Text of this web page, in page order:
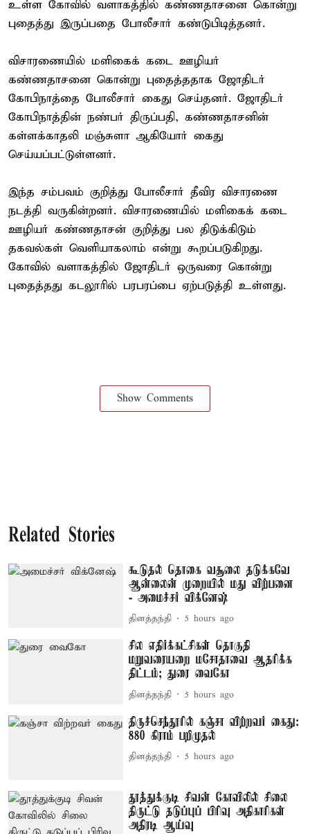
உள்ள கோவில் வளாகத்தில் கண்ணதாசனை கொன்று
புதைத்து இருப்பதை போலீசார் கண்டுபிடித்தனர்.
விசாரணையில் மளிகைக் கடை ஊழியர்
கண்ணதாசனை கொன்று புதைத்ததாக ஜோதிடர்
கோபிநாத்தை போலீசார் கைது செய்தனர். ஜோதிடர்
கோபிநாத்தின் நண்பர் திருப்பதி, கண்ணதாசனின்
கள்ளக்காதலி மஞ்சுளா ஆகியோர் கைது
செய்யப்பட்டுள்ளனர்.
இந்த சம்பவம் குறித்து போலீசார் தீவிர விசாரணை
நடத்தி வருகின்றனர். விசாரணையில் மளிகைக் கடை
ஊழியர் கண்ணதாசன் குறித்து பல திடுக்கிடும்
தகவல்கள் வெளியாகலாம் என்று கூறப்படுகிறது.
கோவில் வளாகத்தில் ஜோதிடர் ஒருவரை கொன்று
புதைத்தது கடலூரில் பரபரப்பை ஏற்படுத்தி உள்ளது.
Show Comments
Related Stories
கூடுதல் தொகை வசூலை தடுக்கவே
ஆன்லைன் முறையில் மது விற்பனை
- அமைச்சர் விக்னேஷ்
தினத்தந்தி 5 hours ago
சில எதிர்க்கட்சிகள் தொகுதி
மறுவரையறை மசோதாவை ஆதரிக்க
திட்டம்; துரை வைகோ
தினத்தந்தி 5 hours ago
திருச்செந்தூரில் கஞ்சா விற்றவர் கைது:
880 கிராம் பறிமுதல்
தினத்தந்தி 5 hours ago
தூத்துக்குடி சிவன் கோவிலில் சிலை
திருட்டு தடுப்புப் பிரிவு அதிகாரிகள்
அதிரடி ஆய்வு